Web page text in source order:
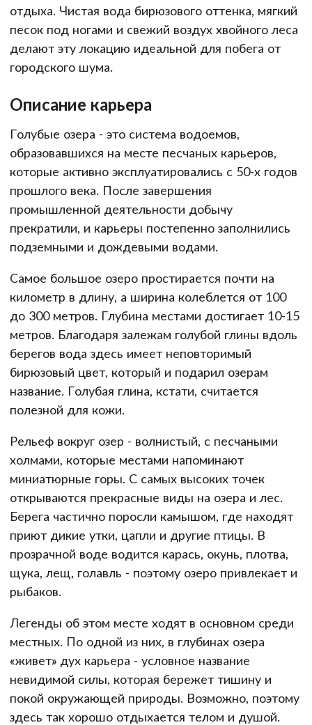
отдыха. Чистая вода бирюзового оттенка, мягкий
песок под ногами и свежий воздух хвойного леса
делают эту локацию идеальной для побега от
городского шума.
Описание карьера
Голубые озера - это система водоемов,
образовавшихся на месте песчаных карьеров,
которые активно эксплуатировались с 50-х годов
прошлого века. После завершения
промышленной деятельности добычу
прекратили, и карьеры постепенно заполнились
подземными и дождевыми водами.
Самое большое озеро простирается почти на
километр в длину, а ширина колеблется от 100
до 300 метров. Глубина местами достигает 10-15
метров. Благодаря залежам голубой глины вдоль
берегов вода здесь имеет неповторимый
бирюзовый цвет, который и подарил озерам
название. Голубая глина, кстати, считается
полезной для кожи.
Рельеф вокруг озер - волнистый, с песчаными
холмами, которые местами напоминают
миниатюрные горы. С самых высоких точек
открываются прекрасные виды на озера и лес.
Берега частично поросли камышом, где находят
приют дикие утки, цапли и другие птицы. В
прозрачной воде водится карась, окунь, плотва,
щука, лещ, голавль - поэтому озеро привлекает и
рыбаков.
Легенды об этом месте ходят в основном среди
местных. По одной из них, в глубинах озера
«живет» дух карьера - условное название
невидимой силы, которая бережет тишину и
покой окружающей природы. Возможно, поэтому
здесь так хорошо отдыхается телом и душой.